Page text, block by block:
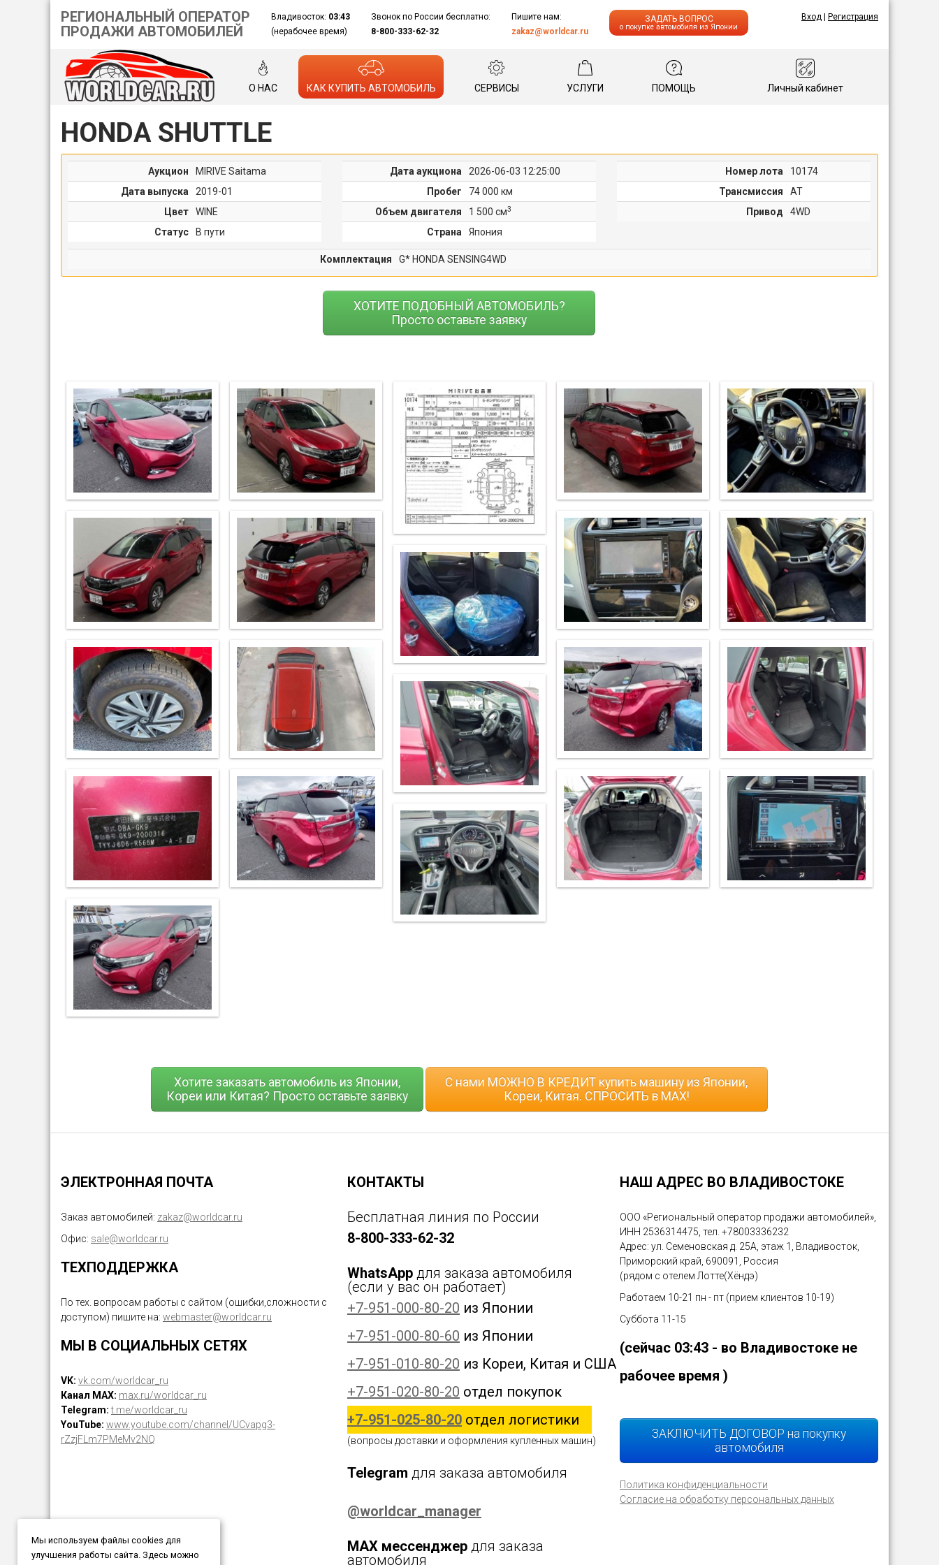
РЕГИОНАЛЬНЫЙ ОПЕРАТОР
ПРОДАЖИ АВТОМОБИЛЕЙ
Владивосток: 03:43
(нерабочее время)
Звонок по России бесплатно:
8-800-333-62-32
Пишите нам:
zakaz@worldcar.ru
ЗАДАТЬ ВОПРОС
о покупке автомобиля из Японии
Вход Регистрация
О НАС КАК КУПИТЬ АВТОМОБИЛЬ СЕРВИСЫ УСЛУГИ ПОМОЩЬ Личный кабинет
HONDA SHUTTLE
Аукцион
MIRIVE Saitama
Дата выпуска
2019-01
Цвет
WINE
Статус
В пути
Дата аукциона
2026-06-03 12:25:00
Пробег
74 000 км
Объем двигателя
1 500 cм3
Страна Япония
Номер лота
10174
Трансмиссия
AT
Привод
4WD
Комплектация G* HONDA SENSING4WD
ХОТИТЕ ПОДОБНЫЙ АВТОМОБИЛЬ?
Просто оставьте заявку
Хотите заказать автомобиль из Японии,
Кореи или Китая? Просто оставьте заявку
С нами МОЖНО В КРЕДИТ купить машину из Японии,
Кореи, Китая. СПРОСИТЬ в MAX!
ЭЛЕКТРОННАЯ ПОЧТА
Заказ автомобилей: zakaz@worldcar.ru
Офис: sale@worldcar.ru
ТЕХПОДДЕРЖКА
По тех. вопросам работы с сайтом (ошибки,сложности с
доступом) пишите на: webmaster@worldcar.ru
МЫ В СОЦИАЛЬНЫХ СЕТЯХ
VK: vk.com/worldcar_ru
Канал MAX: max.ru/worldcar_ru
Telegram: t.me/worldcar_ru
YouTube: www.youtube.com/channel/UCvapg3-
rZzjFLm7PMeMv2NQ
КОНТАКТЫ
Бесплатная линия по России
8-800-333-62-32
WhatsApp для заказа автомобиля
(если у вас он работает)
+7-951-000-80-20 из Японии
+7-951-000-80-60 из Японии
+7-951-010-80-20 из Кореи, Китая и США
+7-951-020-80-20 отдел покупок
+7-951-025-80-20 отдел логистики
(вопросы доставки и оформления купленных машин)
Telegram для заказа автомобиля
@worldcar_manager
MAX мессенджер для заказа
автомобиля
НАШ АДРЕС ВО ВЛАДИВОСТОКЕ
ООО «Региональный оператор продажи автомобилей»,
ИНН 2536314475, тел. +78003336232
Адрес: ул. Семеновская д. 25А, этаж 1, Владивосток,
Приморский край, 690091, Россия
(рядом с отелем Лотте(Хёндэ)
Работаем 10-21 пн - пт (прием клиентов 10-19)
Суббота 11-15
(сейчас 03:43 - во Владивостоке не
рабочее время )
ЗАКЛЮЧИТЬ ДОГОВОР на покупку
автомобиля
Политика конфиденциальности
Согласие на обработку персональных данных
Мы используем файлы cookies для
улучшения работы сайта. Здесь можно